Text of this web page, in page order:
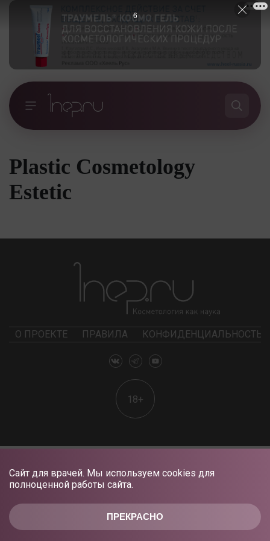
ПРЕКРАСНО
Сайт для врачей. Мы используем cookies для
полноценной работы сайта.
Plastic Cosmetology
Estetic
О ПРОЕКТЕ ПРАВИЛА КОНФИДЕНЦИАЛЬНОСТЬ
18+
6